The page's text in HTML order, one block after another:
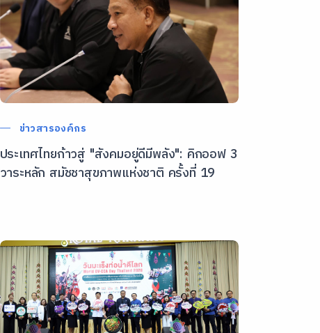
ข่าวสารองค์กร
ประเทศไทยก้าวสู่ "สังคมอยู่ดีมีพลัง": คิกออฟ 3
วาระหลัก สมัชชาสุขภาพแห่งชาติ ครั้งที่ 19